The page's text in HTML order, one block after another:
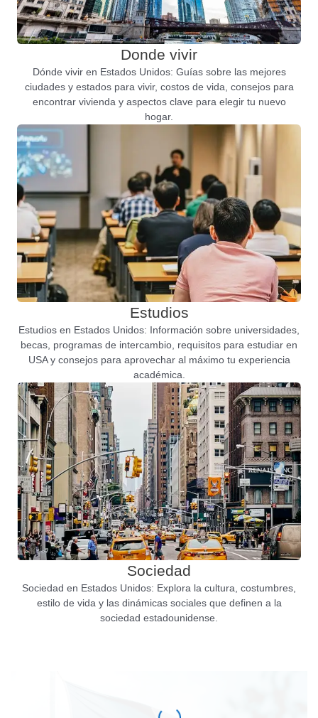
Donde vivir
Dónde vivir en Estados Unidos: Guías sobre las mejores
ciudades y estados para vivir, costos de vida, consejos para
encontrar vivienda y aspectos clave para elegir tu nuevo
hogar.
Estudios
Estudios en Estados Unidos: Información sobre universidades,
becas, programas de intercambio, requisitos para estudiar en
USA y consejos para aprovechar al máximo tu experiencia
académica.
Sociedad
Sociedad en Estados Unidos: Explora la cultura, costumbres,
estilo de vida y las dinámicas sociales que definen a la
sociedad estadounidense.